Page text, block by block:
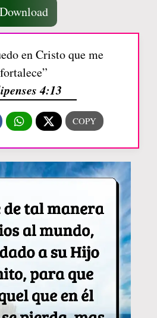
Download
en Cristo que me
fortalece”
4:13